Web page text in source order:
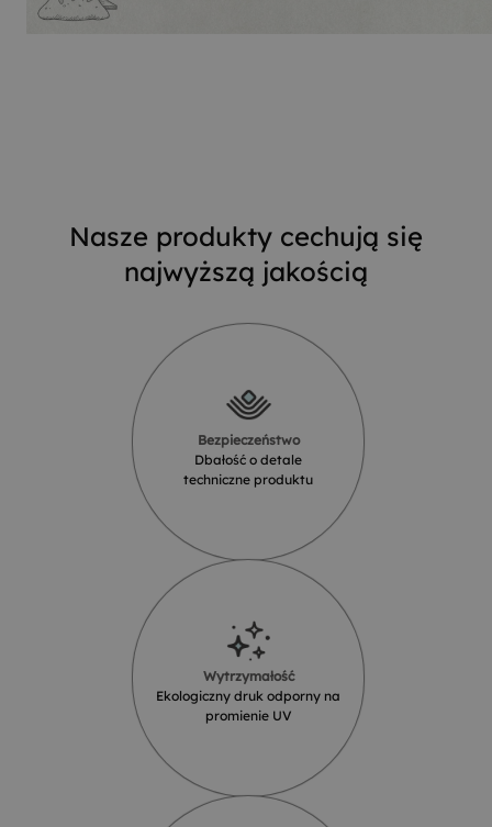
Nasze produkty cechują się
najwyższą jakością
Bezpieczeństwo
Dbałość o detale
techniczne produktu
Wytrzymałość
Ekologiczny druk odporny na
promienie UV